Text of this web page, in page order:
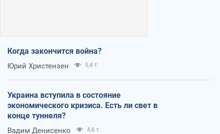
Когда закончится война?
Юрий Христензен 5,4 т.
Украина вступила в состояние
экономического кризиса. Есть ли свет в
конце туннеля?
Вадим Денисенко 4,6 т.